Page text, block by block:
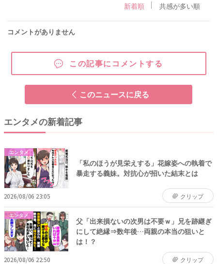
新着順 共感が多い順
コメントがありません
この記事にコメントする
このニュースに戻る
エンタメの新着記事
エンタメ
「私のほうが見栄えする」花嫁姿への執着で
暴走する義妹。対抗心が招いた結末とは
2026/08/06 23:05 クリップ
エンタメ
父「出来損ないの次男は不要ｗ」兄を跡継ぎ
にして絶縁⇒数年後…両親の本当の狙いと
は！？
2026/08/06 22:50 クリップ